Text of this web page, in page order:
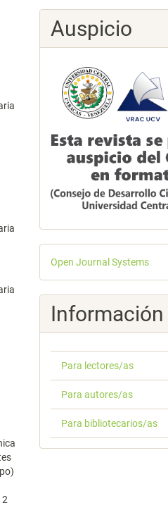
Auspicio
Desarrollado
por
Open Journal Systems
Información
Para lectores/as
Para autores/as
Para bibliotecarios/as